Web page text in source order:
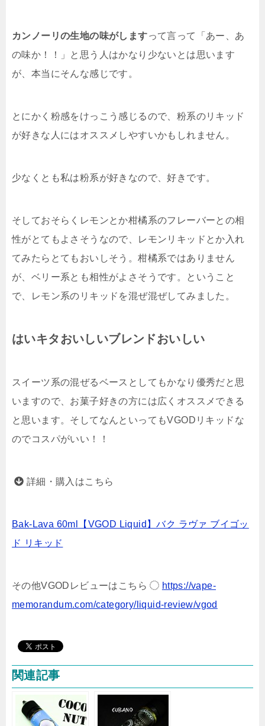
カンノーリの生地の味がしますって言って「あー、あ
の味か！！」と思う人はかなり少ないとは思います
が、本当にそんな感じです。
とにかく粉感をけっこう感じるので、粉系のリキッド
が好きな人にはオススメしやすいかもしれません。
少なくとも私は粉系が好きなので、好きです。
そしておそらくレモンとか柑橘系のフレーバーとの相
性がとてもよさそうなので、レモンリキッドとか入れ
てみたらとてもおいしそう。柑橘系ではありません
が、ベリー系とも相性がよさそうです。ということ
で、レモン系のリキッドを混ぜ混ぜしてみました。
はいキタおいしいブレンドおいしい
スイーツ系の混ぜるベースとしてもかなり優秀だと思
いますので、お菓子好きの方には広くオススメできる
と思います。そしてなんといってもVGODリキッドな
のでコスパがいい！！
詳細・購入はこちら
Bak-Lava 60ml【VGOD Liquid】バク ラヴァ ブイゴッ
ド リキッド
その他VGODレビューはこちら
https://vape-
memorandum.com/category/liquid-review/vgod
関連記事